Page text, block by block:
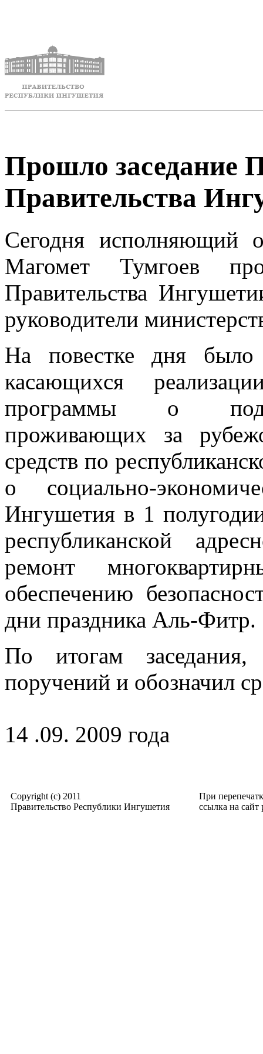
Прошло заседание
Правительства
Сегодня исполняющий
Магомет Тумгоев
Правительства
руководители
На повестке дня было
касающихся
программы о
проживающих за
средств по
о социально-
Ингушетия в 1
республиканской
ремонт
обеспечению
дни праздника Аль-Фитр.
По итогам
поручений и обозначил
14 .09. 2009 года
Copyright (c) 2011
Правительство Республики Ингушетия
При
ссылка на сайт